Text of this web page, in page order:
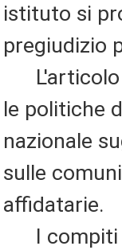
istituto si
pregiudizio
L'articolo
le politiche
nazionale
sulle
affidatarie.
I compiti